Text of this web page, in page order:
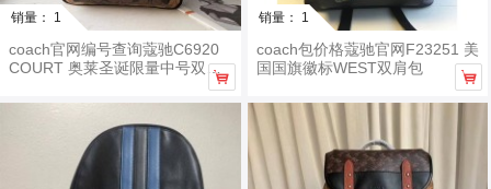
销量： 1
coach官网编号查询蔻驰C6920
COURT 奥莱圣诞限量中号双肩

销量： 1
coach包价格蔻驰官网F23251 美
国国旗徽标WEST双肩包
